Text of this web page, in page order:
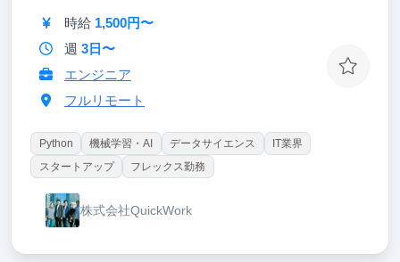
に付きます。
時給 1,500円〜
週 3日〜
エンジニア
フルリモート
Python 機械学習・AI データサイエンス
IT業界
スタートアップ
フレックス勤務
株式会社QuickWork